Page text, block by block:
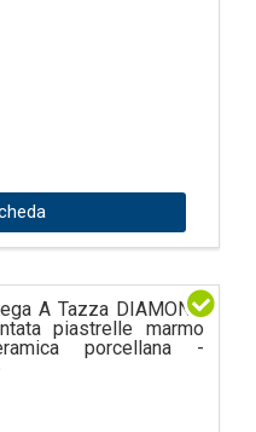
A Tazza DIAMOND
piastrelle marmo
porcellana -